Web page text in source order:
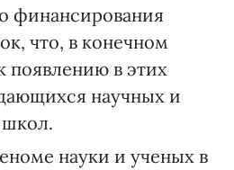
финансирования
что, в конечном
появлению в этих
научных и
школ.
науки и ученых в